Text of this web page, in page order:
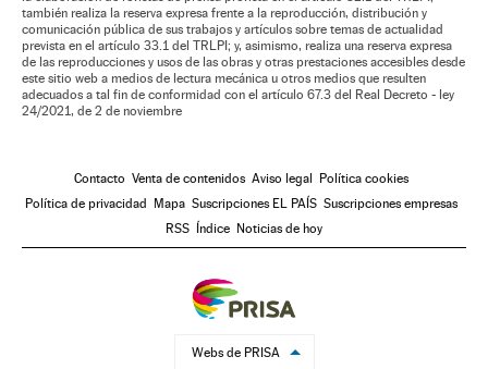
también realiza la reserva expresa frente a la reproducción, distribución y
comunicación pública de sus trabajos y artículos sobre temas de actualidad
prevista en el artículo 33.1 del TRLPI; y, asimismo, realiza una reserva expresa
de las reproducciones y usos de las obras y otras prestaciones accesibles desde
este sitio web a medios de lectura mecánica u otros medios que resulten
adecuados a tal fin de conformidad con el artículo 67.3 del Real Decreto - ley
24/2021, de 2 de noviembre
Contacto Venta de contenidos Aviso legal
Política cookies
Política de privacidad
Mapa Suscripciones EL PAÍS Suscripciones empresas
RSS
Índice Noticias de hoy
Webs de PRISA